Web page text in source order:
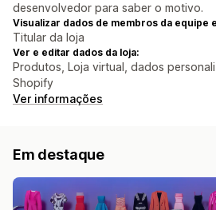
desenvolvedor para saber o motivo.
Visualizar dados de membros da equipe
Titular da loja
Ver e editar dados da loja:
Produtos, Loja virtual, dados
Shopify
Ver informações
Em destaque